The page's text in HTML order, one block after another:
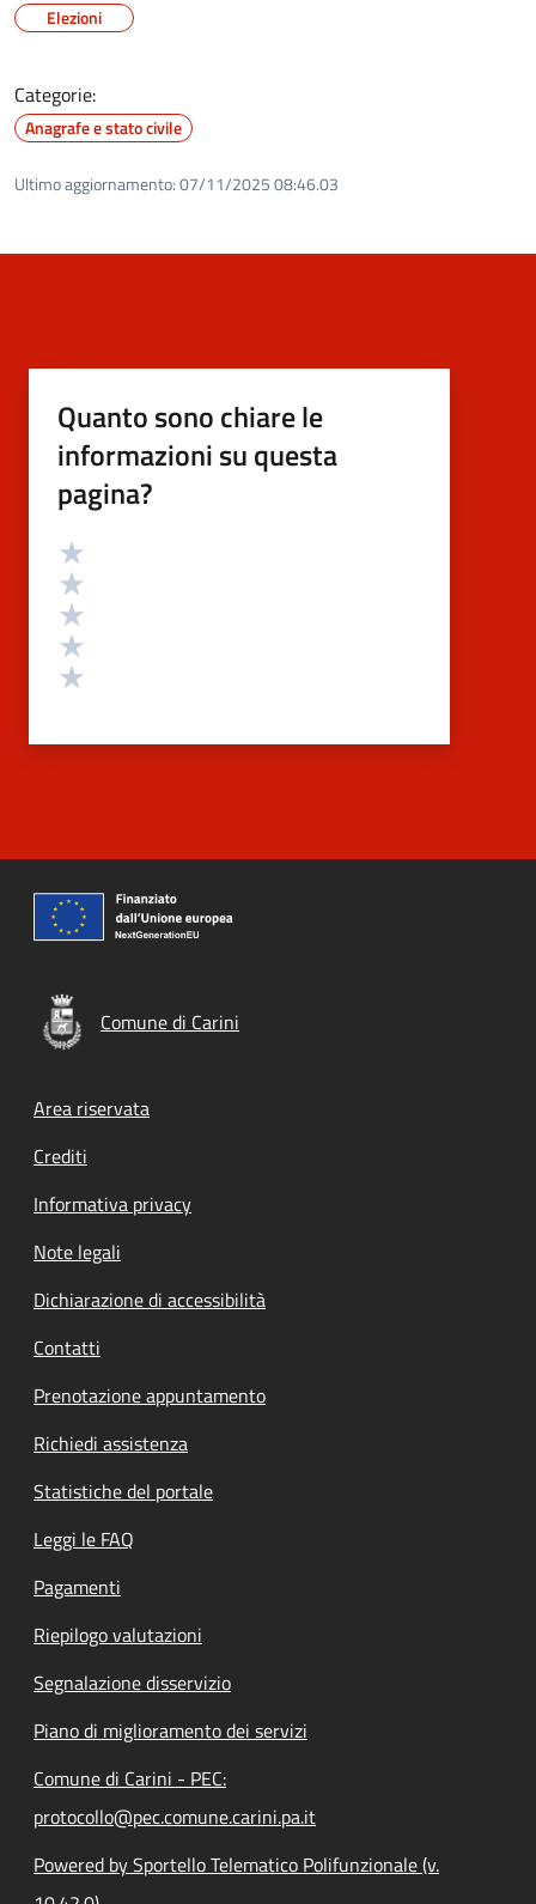
Elezioni
Categorie:
Anagrafe e stato civile
Ultimo aggiornamento:07/11/2025 08:46.03
Quanto sono chiare le
informazioni su questa
pagina?
Valutazione
Comune di Carini
Footer menu
Area riservata
Crediti
Informativa privacy
Note legali
Dichiarazione di accessibilità
Contatti
Prenotazione appuntamento
Richiedi assistenza
Statistiche del portale
Leggi le FAQ
Pagamenti
Riepilogo valutazioni
Segnalazione disservizio
Piano di miglioramento dei servizi
Comune di Carini - PEC:
protocollo@pec.comune.carini.pa.it
Powered by Sportello Telematico Polifunzionale (v.